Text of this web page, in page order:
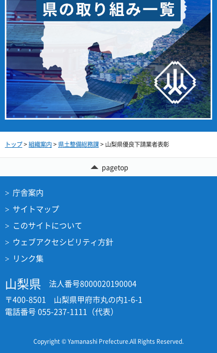
トップ>組織案内> 県土整備総務課> 山梨県優良下請業者表彰
pagetop
庁舎案内
サイトマップ
このサイトについて
ウェブアクセシビリティ方針
リンク集
山梨県
法人番号8000020190004
〒400-8501 山梨県甲府市丸の内1-6-1
電話番号 055-237-1111（代表）
Copyright © Yamanashi Prefecture.All Rights Reserved.